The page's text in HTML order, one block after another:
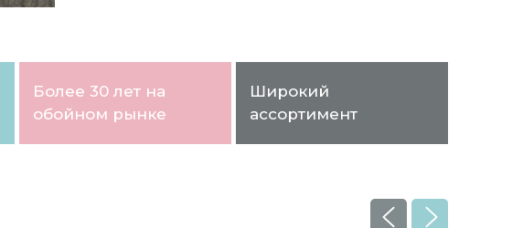
Более 30 лет на
обойном рынке
Широкий
ассортимент